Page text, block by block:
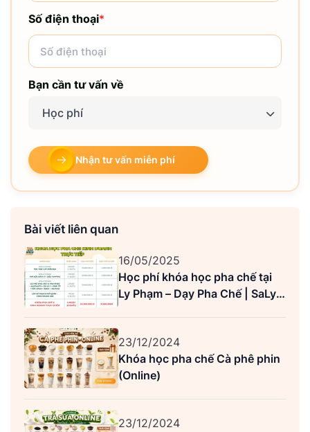
Số điện thoại*
Bạn cần tư vấn về
Học phí
Nhận tư vấn miễn phí
Bài viết liên quan
16/05/2025
Học phí khóa học pha chế tại
Ly Phạm – Dạy Pha Chế | SaLy
23/12/2024
Khóa học pha chế Cà phê phin
(Online)
23/12/2024